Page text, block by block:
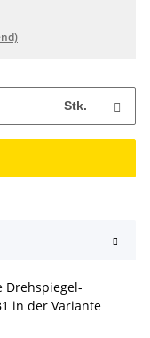
Stk.
Drehspiegel-
in der Variante